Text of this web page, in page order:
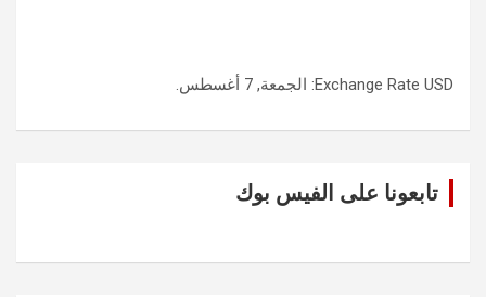
Exchange Rate USD : الجمعة, 7 أغسطس.
تابعونا على الفيس بوك